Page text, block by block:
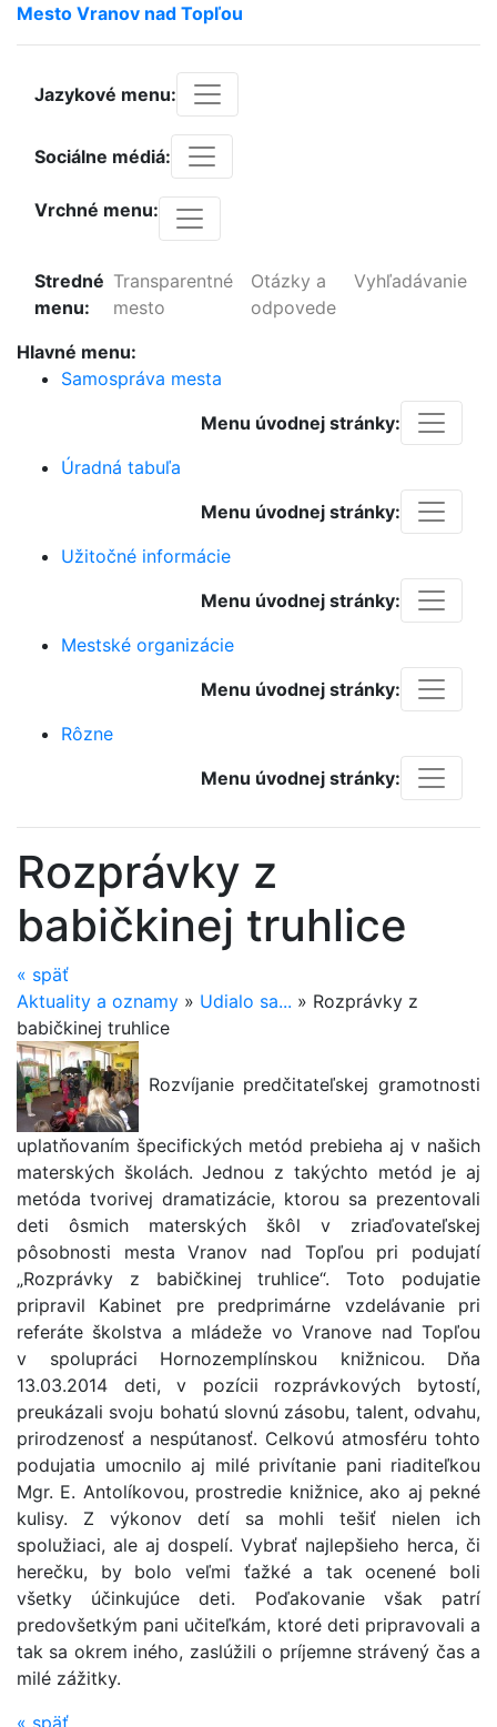
Mesto Vranov nad Topľou
Jazykové menu:
Sociálne médiá:
Vrchné menu:
Stredné
menu:
Transparentné
mesto
Otázky a
odpovede
Vyhľadávanie
Hlavné menu:
Samospráva mesta
Menu úvodnej stránky:
Úradná tabuľa
Menu úvodnej stránky:
Užitočné informácie
Menu úvodnej stránky:
Mestské organizácie
Menu úvodnej stránky:
Rôzne
Menu úvodnej stránky:
Rozprávky z
babičkinej truhlice
« späť
Aktuality a oznamy » Udialo sa... » Rozprávky z
babičkinej truhlice
Rozvíjanie predčitateľskej gramotnosti
uplatňovaním špecifických metód prebieha aj v našich
materských školách. Jednou z takýchto metód je aj
metóda tvorivej dramatizácie, ktorou sa prezentovali
deti ôsmich materských škôl v zriaďovateľskej
pôsobnosti mesta Vranov nad Topľou pri podujatí
„Rozprávky z babičkinej truhlice“. Toto podujatie
pripravil Kabinet pre predprimárne vzdelávanie pri
referáte školstva a mládeže vo Vranove nad Topľou
v spolupráci Hornozemplínskou knižnicou. Dňa
13.03.2014 deti, v pozícii rozprávkových bytostí,
preukázali svoju bohatú slovnú zásobu, talent, odvahu,
prirodzenosť a nespútanosť. Celkovú atmosféru tohto
podujatia umocnilo aj milé privítanie pani riaditeľkou
Mgr. E. Antolíkovou, prostredie knižnice, ako aj pekné
kulisy. Z výkonov detí sa mohli tešiť nielen ich
spolužiaci, ale aj dospelí. Vybrať najlepšieho herca, či
herečku, by bolo veľmi ťažké a tak ocenené boli
všetky účinkujúce deti. Poďakovanie však patrí
predovšetkým pani učiteľkám, ktoré deti pripravovali a
tak sa okrem iného, zaslúžili o príjemne strávený čas a
milé zážitky.
« späť